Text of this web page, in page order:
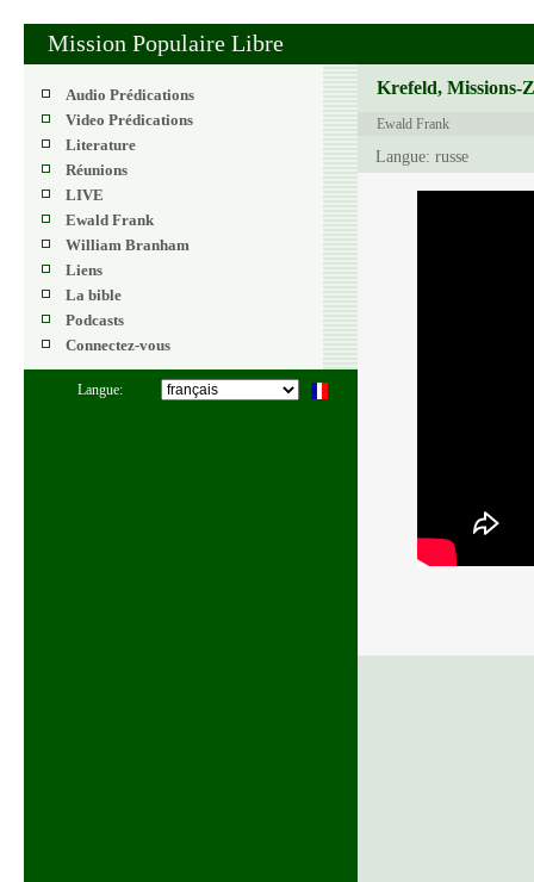
Mission Populaire Libre
Audio Prédications
Video Prédications
Literature
Réunions
LIVE
Ewald Frank
William Branham
Liens
La bible
Podcasts
Connectez-vous
Langue:
Krefeld, Missions-
Ewald Frank
Langue: russe